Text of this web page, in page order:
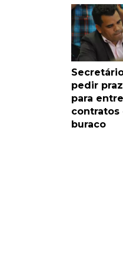
pedir
para
contratos
buraco